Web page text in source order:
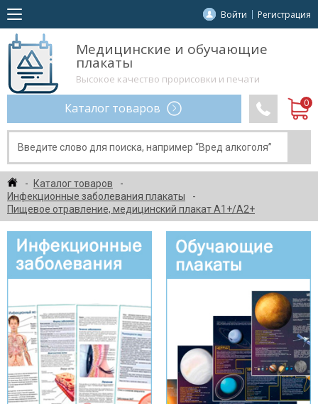
Войти Регистрация
Медицинские и обучающие
плакаты
Высокое качество прорисовки и печати
Каталог товаров
Каталог товаров
Инфекционные заболевания плакаты
Пищевое отравление, медицинский плакат А1+/А2+